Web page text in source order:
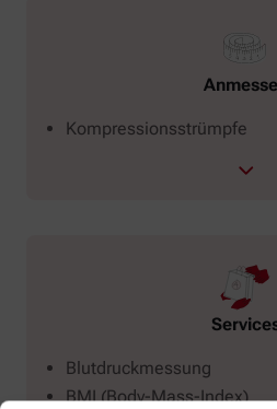
Kompressionsstrümpfe
Blutdruckmessung
BMI (Body-Mass-Index)